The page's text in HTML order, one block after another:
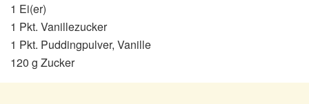
1 Ei(er)
1 Pkt. Vanillezucker
1 Pkt. Puddingpulver, Vanille
120 g Zucker